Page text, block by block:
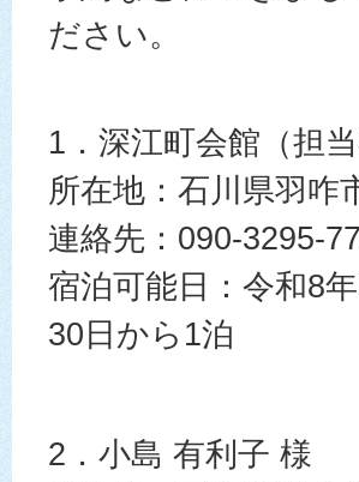
ださい。
1．深江町会館（担
所在地：石川県羽咋
連絡先：090-3295-
宿泊可能日：令和8
30日から1泊
2．小島 有利子 様